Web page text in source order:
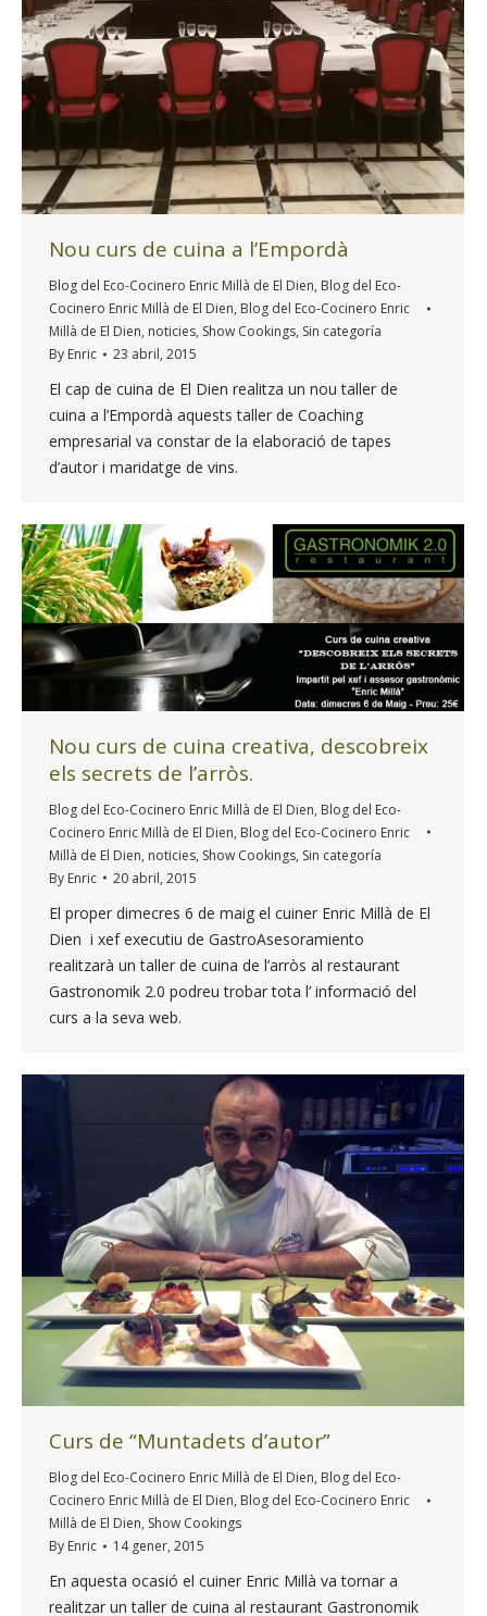
Nou curs de cuina a l’Empordà
Blog del Eco-Cocinero Enric Millà de El Dien, Blog del Eco-
Cocinero Enric Millà de El Dien, Blog del Eco-Cocinero Enric
Millà de El Dien, noticies, Show Cookings, Sin categoría
By Enric 23 abril, 2015
El cap de cuina de El Dien realitza un nou taller de
cuina a l’Empordà aquests taller de Coaching
empresarial va constar de la elaboració de tapes
d’autor i maridatge de vins.
Nou curs de cuina creativa, descobreix
els secrets de l’arròs.
Blog del Eco-Cocinero Enric Millà de El Dien, Blog del Eco-
Cocinero Enric Millà de El Dien, Blog del Eco-Cocinero Enric
Millà de El Dien, noticies, Show Cookings, Sin categoría
By Enric 20 abril, 2015
El proper dimecres 6 de maig el cuiner Enric Millà de El
Dien i xef executiu de GastroAsesoramiento
realitzarà un taller de cuina de l’arròs al restaurant
Gastronomik 2.0 podreu trobar tota l’ informació del
curs a la seva web.
Curs de “Muntadets d’autor”
Blog del Eco-Cocinero Enric Millà de El Dien, Blog del Eco-
Cocinero Enric Millà de El Dien, Blog del Eco-Cocinero Enric
Millà de El Dien, Show Cookings
By Enric 14 gener, 2015
En aquesta ocasió el cuiner Enric Millà va tornar a
realitzar un taller de cuina al restaurant Gastronomik